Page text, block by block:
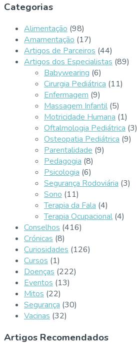
Categorias
Alimentação (98)
Amamentação (17)
Artigos de Parceiros (44)
Artigos dos Especialistas (89)
Babywearing (6)
Cirurgia Pediátrica (11)
Enfermagem (9)
Massagem Infantil (5)
Motricidade Humana (1)
Oftalmologia Pediátrica (3)
Osteopatia Pediátrica (9)
Parentalidade (9)
Pedagogia (8)
Psicologia (6)
Segurança Rodoviária (3)
Sono (11)
Terapia da Fala (4)
Terapia Ocupacional (4)
Conselhos (416)
Crónicas (8)
Curiosidades (126)
Cursos (1)
Doenças (222)
Eventos (13)
Mitos (22)
Segurança (30)
Vacinas (32)
Artigos Recomendados